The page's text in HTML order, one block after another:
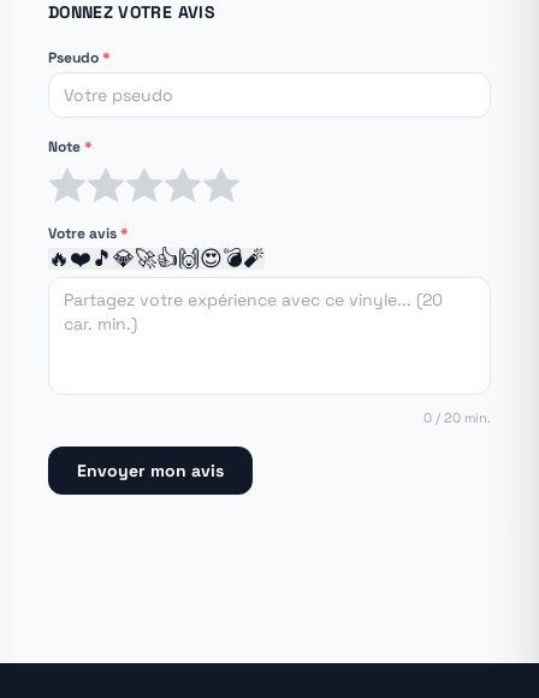
DONNEZ VOTRE AVIS
Pseudo*
Note*
Votre avis*
🔥❤️🎵💎🚀👍🙌😍💣🧨
0 / 20 min.
Envoyer mon avis